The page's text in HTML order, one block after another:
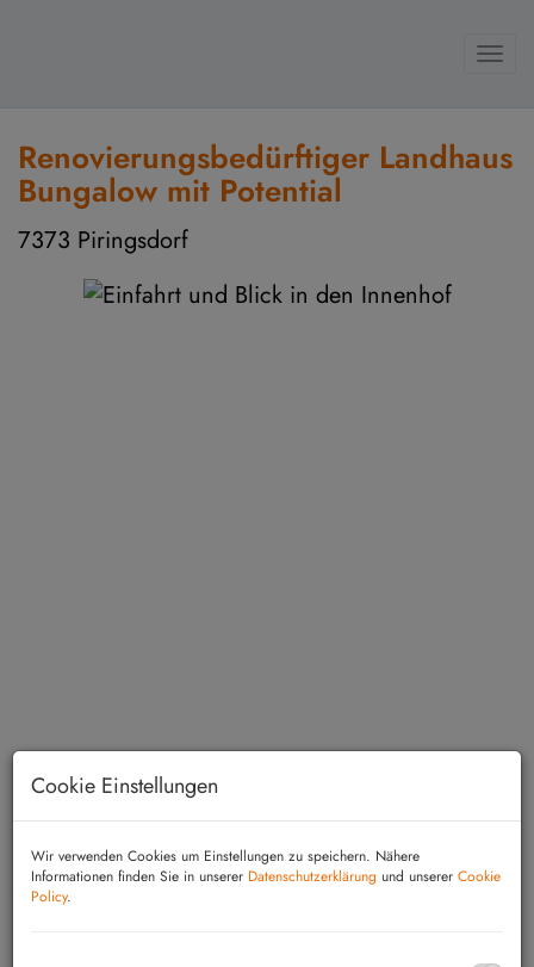
Renovierungsbedürftiger Landhaus
Bungalow mit Potential
7373 Piringsdorf
Einfahrt und Blick in den Innenhof
Cookie Einstellungen
Wir verwenden Cookies um Einstellungen zu speichern. Nähere
Informationen finden Sie in unserer Datenschutzerklärung und unserer Cookie
Policy.